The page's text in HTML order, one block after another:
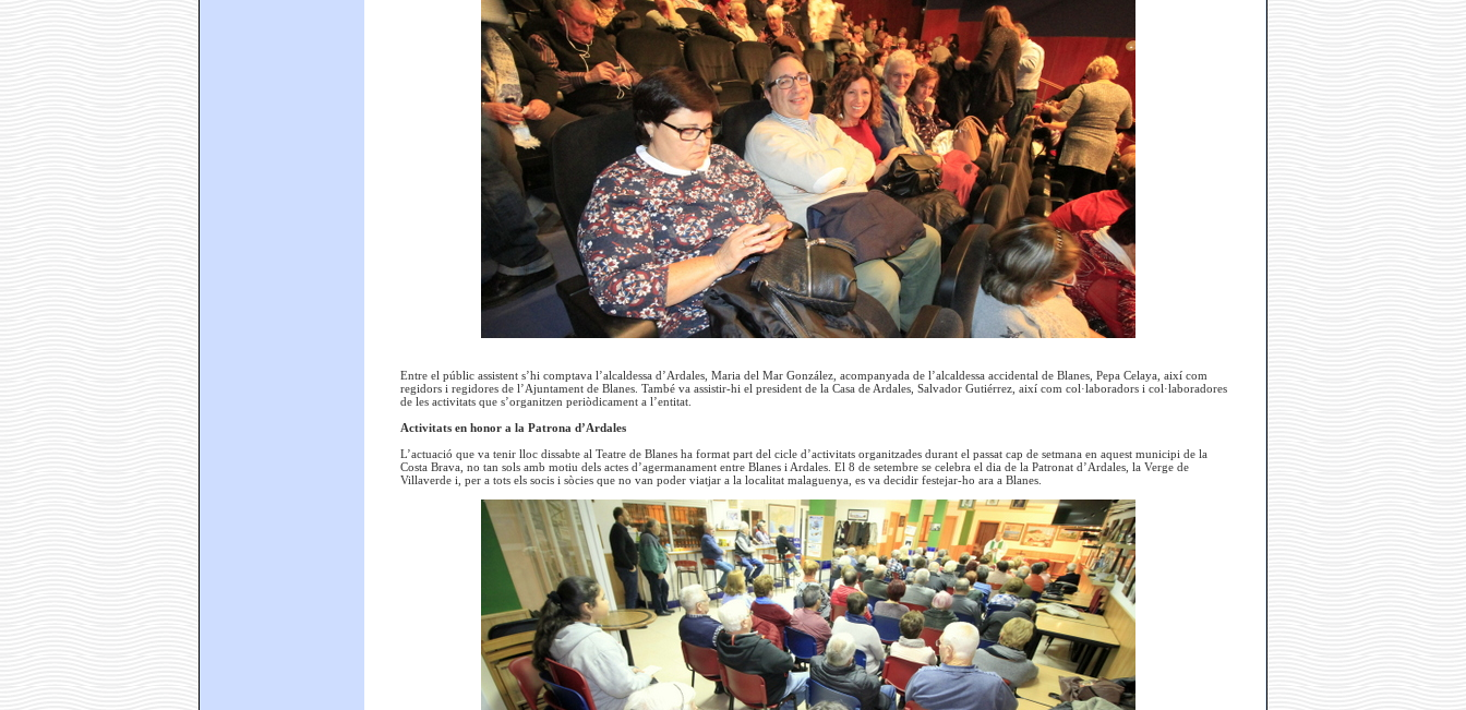
Entre el públic assistent s’hi comptava l’alcaldessa d’Ardales, Maria del Mar González, acompanyada de l’alcaldessa accidental de Blanes, Pepa Celaya, així com
regidors i regidores de l’Ajuntament de Blanes. També va assistir-hi el president de la Casa de Ardales, Salvador Gutiérrez, així com col·laboradors i col·laboradores
de les activitats que s’organitzen periòdicament a l’entitat.
Activitats en honor a la Patrona d’Ardales
L’actuació que va tenir lloc dissabte al Teatre de Blanes ha format part del cicle d’activitats organitzades durant el passat cap de setmana en aquest municipi de la
Costa Brava, no tan sols amb motiu dels actes d’agermanament entre Blanes i Ardales. El 8 de setembre se celebra el dia de la Patronat d’Ardales, la Verge de
Villaverde i, per a tots els socis i sòcies que no van poder viatjar a la localitat malaguenya, es va decidir festejar-ho ara a Blanes.